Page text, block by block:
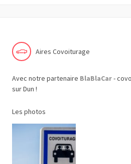
Aires Covoiturage
Avec notre partenaire BlaBlaCar-
sur Dun !
Les photos